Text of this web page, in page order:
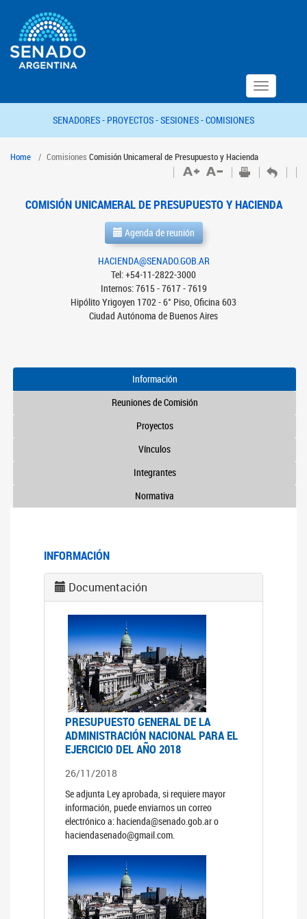
Toggle
navigation
SENADORES - PROYECTOS -SESIONES -COMISIONES
Home Comisiones Comisión Unicameral de Presupuesto y Hacienda
COMISIÓN UNICAMERAL DE PRESUPUESTO Y HACIENDA
Agenda de reunión
HACIENDA@SENADO.GOB.AR
Tel: +54-11-2822-3000
Internos: 7615 - 7617 - 7619
Hipólito Yrigoyen 1702 - 6° Piso, Oficina 603
Ciudad Autónoma de Buenos Aires
Información
Reuniones de Comisión
Proyectos
Vínculos
Integrantes
Normativa
INFORMACIÓN
Documentación
PRESUPUESTO GENERAL DE LA
ADMINISTRACIÓN NACIONAL PARA EL
EJERCICIO DEL AÑO 2018
26/11/2018
Se adjunta Ley aprobada, si requiere mayor
información, puede enviarnos un correo
electrónico a: hacienda@senado.gob.ar o
haciendasenado@gmail.com.